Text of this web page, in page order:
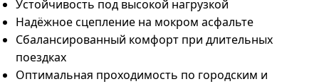
Устойчивость под высокой нагрузкой
Надёжное сцепление на мокром асфальте
Сбалансированный комфорт при длительных
поездках
Оптимальная проходимость по городским и